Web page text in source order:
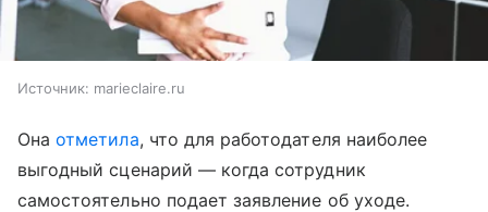
Источник: marieclaire.ru
Онаотметила, что для работодателя наиболее
выгодный сценарий — когда сотрудник
самостоятельно подает заявление об уходе.